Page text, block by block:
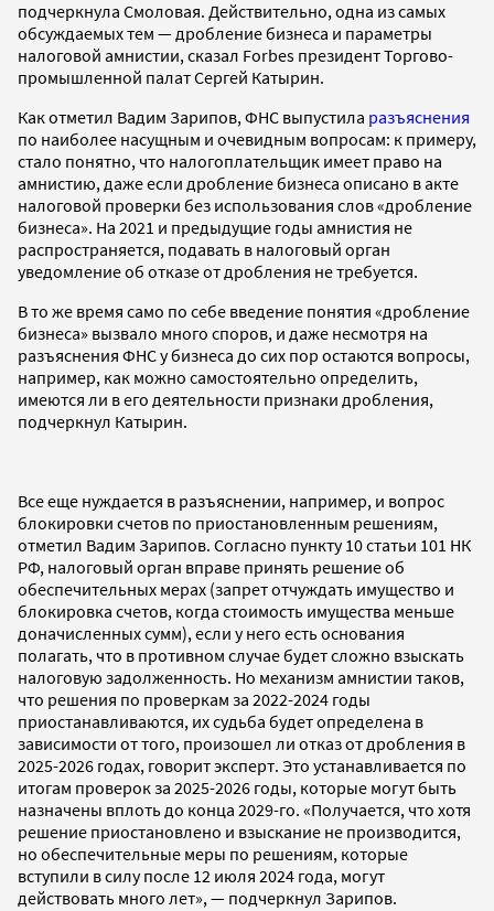
подчеркнула Смоловая. Действительно, одна из самых
обсуждаемых тем — дробление бизнеса и параметры
налоговой амнистии, сказал Forbes президент Торгово-
промышленной палат Сергей Катырин.
Как отметил Вадим Зарипов, ФНС выпустила разъяснения
по наиболее насущным и очевидным вопросам: к примеру,
стало понятно, что налогоплательщик имеет право на
амнистию, даже если дробление бизнеса описано в акте
налоговой проверки без использования слов «дробление
бизнеса». На 2021 и предыдущие годы амнистия не
распространяется, подавать в налоговый орган
уведомление об отказе от дробления не требуется.
В то же время само по себе введение понятия «дробление
бизнеса» вызвало много споров, и даже несмотря на
разъяснения ФНС у бизнеса до сих пор остаются вопросы,
например, как можно самостоятельно определить,
имеются ли в его деятельности признаки дробления,
подчеркнул Катырин.
Все еще нуждается в разъяснении, например, и вопрос
блокировки счетов по приостановленным решениям,
отметил Вадим Зарипов. Согласно пункту 10 статьи 101 НК
РФ, налоговый орган вправе принять решение об
обеспечительных мерах (запрет отчуждать имущество и
блокировка счетов, когда стоимость имущества меньше
доначисленных сумм), если у него есть основания
полагать, что в противном случае будет сложно взыскать
налоговую задолженность. Но механизм амнистии таков,
что решения по проверкам за 2022-2024 годы
приостанавливаются, их судьба будет определена в
зависимости от того, произошел ли отказ от дробления в
2025-2026 годах, говорит эксперт. Это устанавливается по
итогам проверок за 2025-2026 годы, которые могут быть
назначены вплоть до конца 2029-го. «Получается, что хотя
решение приостановлено и взыскание не производится,
но обеспечительные меры по решениям, которые
вступили в силу после 12 июля 2024 года, могут
действовать много лет», — подчеркнул Зарипов.